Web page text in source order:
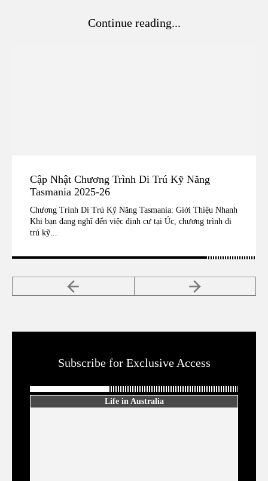
Continue reading...
Cập Nhật Chương Trình Di Trú Kỹ Năng
Tasmania 2025-26
Chương Trình Di Trú Kỹ Năng Tasmania: Giới Thiệu Nhanh
Khi bạn đang nghĩ đến việc định cư tại Úc, chương trình di
trú kỹ...
Subscribe for Exclusive Access
Life in Australia